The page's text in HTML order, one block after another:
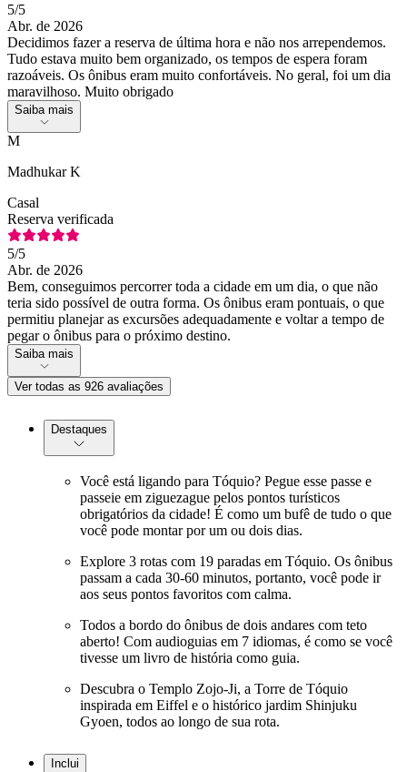
5/5
Abr. de 2026
Decidimos fazer a reserva de última hora e não nos arrependemos.
Tudo estava muito bem organizado, os tempos de espera foram
razoáveis. Os ônibus eram muito confortáveis. No geral, foi um dia
maravilhoso. Muito obrigado
Saiba mais
M
Madhukar K
Casal
Reserva verificada
5/5
Abr. de 2026
Bem, conseguimos percorrer toda a cidade em um dia, o que não
teria sido possível de outra forma. Os ônibus eram pontuais, o que
permitiu planejar as excursões adequadamente e voltar a tempo de
pegar o ônibus para o próximo destino.
Saiba mais
Ver todas as 926 avaliações
Destaques
Você está ligando para Tóquio? Pegue esse passe e
passeie em ziguezague pelos pontos turísticos
obrigatórios da cidade! É como um bufê de tudo o que
você pode montar por um ou dois dias.
Explore 3 rotas com 19 paradas em Tóquio. Os ônibus
passam a cada 30-60 minutos, portanto, você pode ir
aos seus pontos favoritos com calma.
Todos a bordo do ônibus de dois andares com teto
aberto! Com audioguias em 7 idiomas, é como se você
tivesse um livro de história como guia.
Descubra o Templo Zojo-Ji, a Torre de Tóquio
inspirada em Eiffel e o histórico jardim Shinjuku
Gyoen, todos ao longo de sua rota.
Inclui